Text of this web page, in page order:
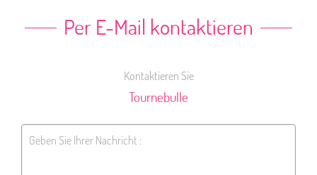
Per E-Mail kontaktieren
Kontaktieren Sie
Tournebulle